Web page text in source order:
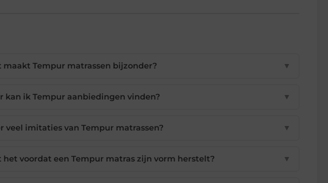
maakt Tempur matrassen bijzonder? ▼
kan ik Tempur aanbiedingen vinden? ▼
veel imitaties van Tempur matrassen? ▼
voordat een Tempur matras zijn vorm herstelt? ▼